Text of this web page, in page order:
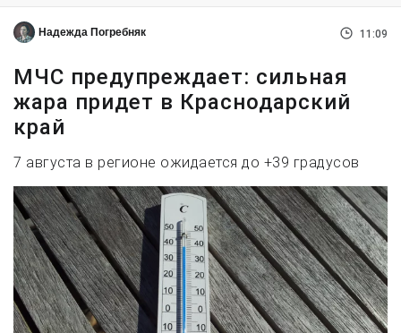
Надежда Погребняк 11:09
МЧС предупреждает: сильная
жара придет в Краснодарский
край
7 августа в регионе ожидается до +39 градусов